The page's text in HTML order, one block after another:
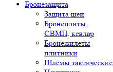
Бронезащита
Защита шеи
Бронеплиты,
СВМП, кевлар
Бронежилеты
плитники
Шлемы тактические